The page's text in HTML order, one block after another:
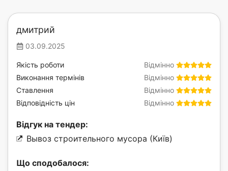
дмитрий
03.09.2025
Відмінно
Якість роботи
Відмінно
Виконання термінів
Відмінно
Ставлення
Відмінно
Відповідність цін
Відгук на тендер:
Вывоз строительного мусора (Київ)
Що сподобалося: